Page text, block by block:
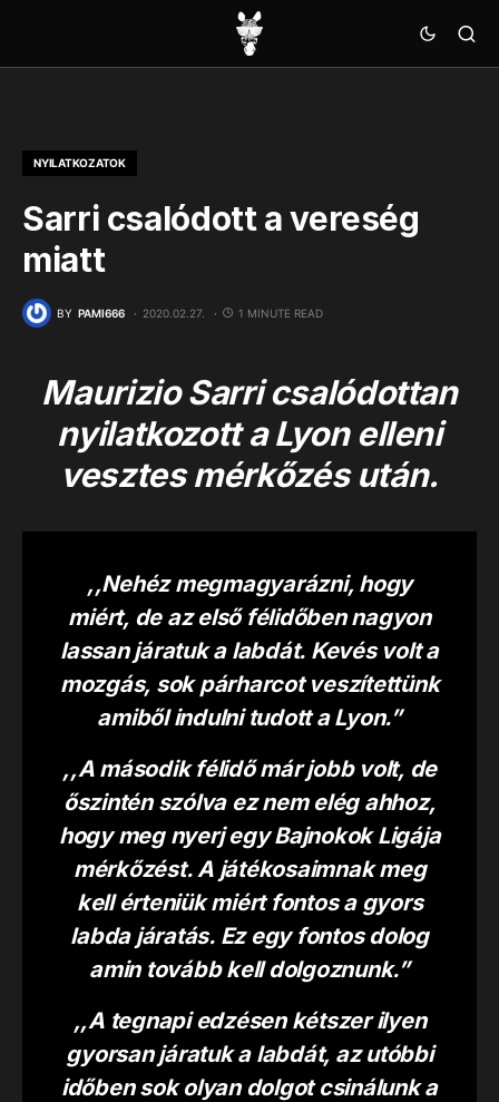
NYILATKOZATOK
Sarri csalódott a vereség
miatt
BY PAMI666 2020.02.27. 1 MINUTE READ
Maurizio Sarri csalódottan
nyilatkozott a Lyon elleni
vesztes mérkőzés után.
,,Nehéz megmagyarázni, hogy
miért, de az első félidőben nagyon
lassan járatuk a labdát. Kevés volt a
mozgás, sok párharcot veszítettünk
amiből indulni tudott a Lyon.”
,,A második félidő már jobb volt, de
őszintén szólva ez nem elég ahhoz,
hogy meg nyerj egy Bajnokok Ligája
mérkőzést. A játékosaimnak meg
kell érteniük miért fontos a gyors
labda járatás. Ez egy fontos dolog
amin tovább kell dolgoznunk.”
,,A tegnapi edzésen kétszer ilyen
gyorsan járatuk a labdát, az utóbbi
időben sok olyan dolgot csinálunk a